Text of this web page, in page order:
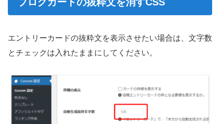
エントリーカードの抜粋文を表示させたい場合は、文字数
とチェックは入れたままにしてください。